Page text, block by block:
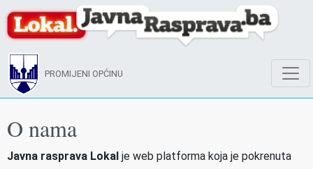
PROMIJENI OPĆINU
O nama
Javna rasprava Lokal je web platforma koja je pokrenuta